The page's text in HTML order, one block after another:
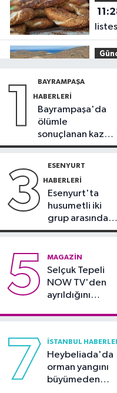
1 BAYRAMPAŞA
HABERLERI
Bayrampaşa'da
ölümle
sonuçlanan kaza:
Sürücü
3 ESENYURT
HABERLERI
Esenyurt'ta
husumetli iki
grup arasında
silahlı kavga
5 MAGAZIN
Selçuk Tepeli
NOW TV'den
ayrıldığını
7 İSTANBUL
Heybeliada'da
orman yangını
büyümeden